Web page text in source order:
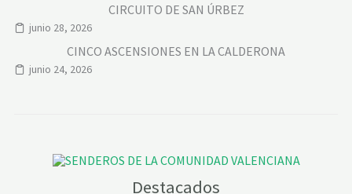
CIRCUITO DE SAN ÚRBEZ
junio 28, 2026
CINCO ASCENSIONES EN LA CALDERONA
junio 24, 2026
Destacados